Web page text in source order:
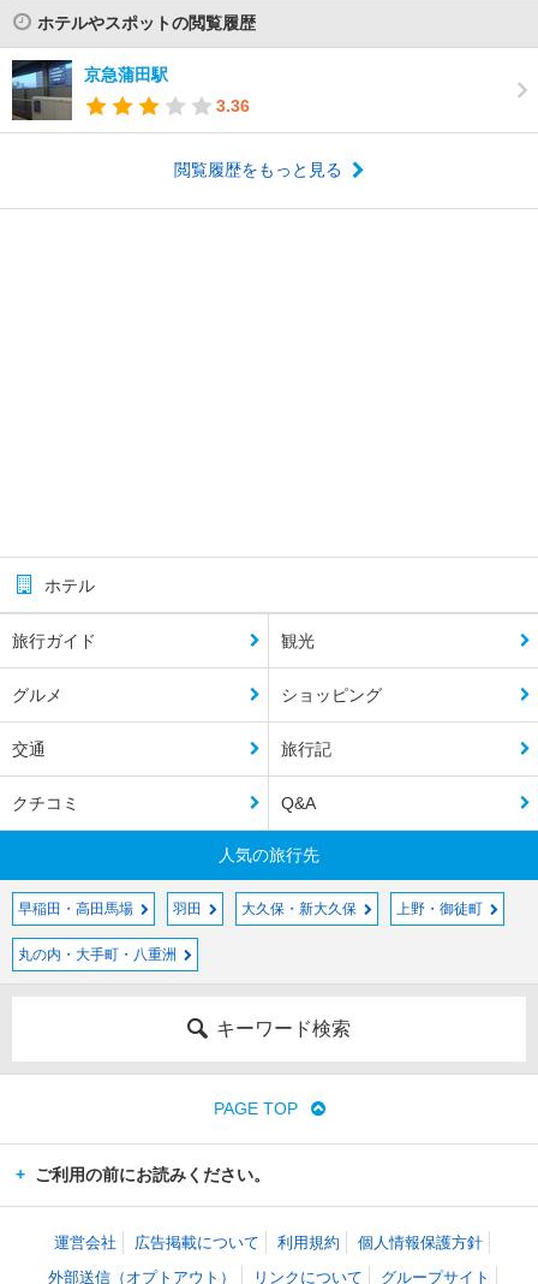
ホテルやスポットの閲覧履歴
京急蒲田駅
3.36
閲覧履歴をもっと見る
ホテル
旅行ガイド 観光
グルメ ショッピング
交通 旅行記
クチコミ Q&A
人気の旅行先
早稲田・高田馬場 羽田 大久保・新大久保 上野・御徒町
丸の内・大手町・八重洲
キーワード検索
PAGE TOP
ご利用の前にお読みください。
運営会社 広告掲載について 利用規約
個人情報保護方針
外部送信（オプトアウト）
リンクについて グループサイト